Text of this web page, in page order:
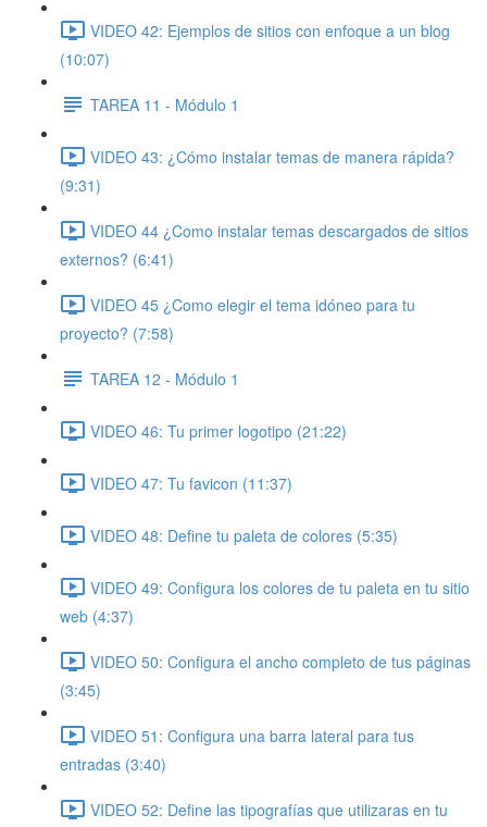
VIDEO 42: Ejemplos de sitios con enfoque a un blog
(10:07)
TAREA 11 - Módulo 1
VIDEO 43: ¿Cómo instalar temas de manera rápida?
(9:31)
VIDEO 44 ¿Como instalar temas descargados de sitios
externos? (6:41)
VIDEO 45 ¿Como elegir el tema idóneo para tu
proyecto? (7:58)
TAREA 12 - Módulo 1
VIDEO 46: Tu primer logotipo (21:22)
VIDEO 47: Tu favicon (11:37)
VIDEO 48: Define tu paleta de colores (5:35)
VIDEO 49: Configura los colores de tu paleta en tu sitio
web (4:37)
VIDEO 50: Configura el ancho completo de tus páginas
(3:45)
VIDEO 51: Configura una barra lateral para tus
entradas (3:40)
VIDEO 52: Define las tipografías que utilizaras en tu